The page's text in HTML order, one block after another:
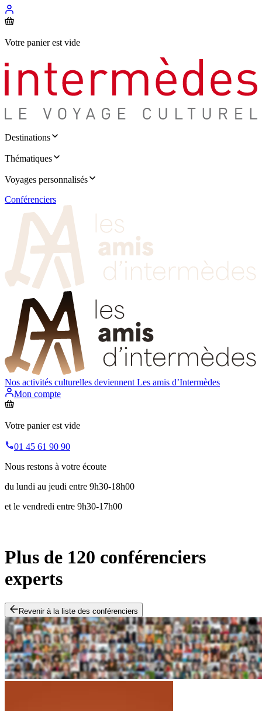
Votre panier est vide
Destinations
Thématiques
Voyages personnalisés
Conférenciers
Nos activités culturelles deviennent Les amis d’Intermèdes
Mon compte
Votre panier est vide
01 45 61 90 90
Nous restons à votre écoute
du lundi au jeudi entre 9h30-18h00
et le vendredi entre 9h30-17h00
Plus de 120 conférenciers
experts
Revenir à la liste des conférenciers